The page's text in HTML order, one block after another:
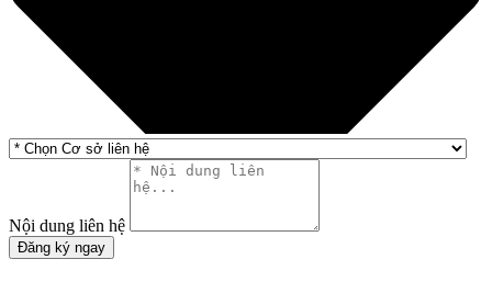
Nội dung liên hệ
Đăng ký ngay